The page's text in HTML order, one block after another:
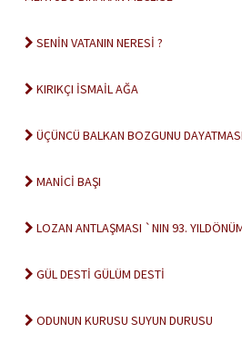
SENİN VATANIN NERESİ ?
KIRIKÇI İSMAİL AĞA
ÜÇÜNCÜ BALKAN BOZGUNU
MANİCİ BAŞI
LOZAN ANTLAŞMASI `NIN 93.
GÜL DESTİ GÜLÜM DESTİ
ODUNUN KURUSU SUYUN DURUSU